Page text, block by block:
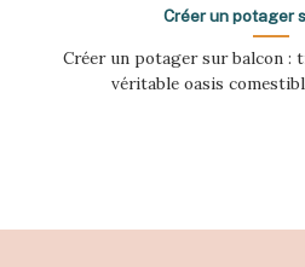
Créer un potager
Créer un potager sur balcon :
véritable oasis